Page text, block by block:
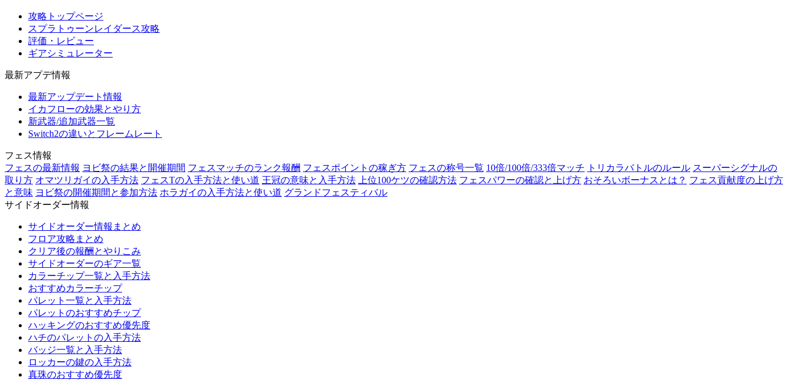
攻略トップページ
スプラトゥーンレイダース攻略
評価・レビュー
ギアシミュレーター
最新アプデ情報
最新アップデート情報
イカフローの効果とやり方
新武器/追加武器一覧
Switch2の違いとフレームレート
フェス情報
フェスの最新情報 ヨビ祭の結果と開催期間 フェスマッチのランク報酬 フェスポイントの稼ぎ方 フェスの称号一覧 10倍/100倍/333倍マッチ トリカラバトルのルール スーパーシグナルの
取り方 オマツリガイの入手方法 フェスTの入手方法と使い道 王冠の意味と入手方法 上位100ケツの確認方法 フェスパワーの確認と上げ方 おそろいボーナスとは？ フェス貢献度の上げ方
と意味 ヨビ祭の開催期間と参加方法 ホラガイの入手方法と使い道 グランドフェスティバル
サイドオーダー情報
サイドオーダー情報まとめ
フロア攻略まとめ
クリア後の報酬とやりこみ
サイドオーダーのギア一覧
カラーチップ一覧と入手方法
おすすめカラーチップ
パレット一覧と入手方法
パレットのおすすめチップ
ハッキングのおすすめ優先度
ハチのパレットの入手方法
バッジ一覧と入手方法
ロッカーの鍵の入手方法
真珠のおすすめ優先度